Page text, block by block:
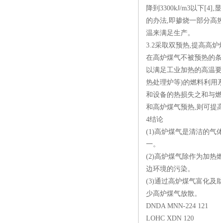
降到3300kJ/m3以下[4],
的办法,即掺烧一部分高
温来满足生产。
3.2采取双预热,提高高
在高炉煤气不被预热的
以满足工业加热的高温
热处理炉等)的燃料利用
和设备的热损失之和与
和高炉煤气预热,则可提
4结论
(1)高炉煤气是清洁的气
一。
(2)高炉煤气除作为加热
边环境的污染。
(3)通过高炉煤气富化及
少高炉煤气放散。
DNDA MNN-224 121
LOHC XDN 120